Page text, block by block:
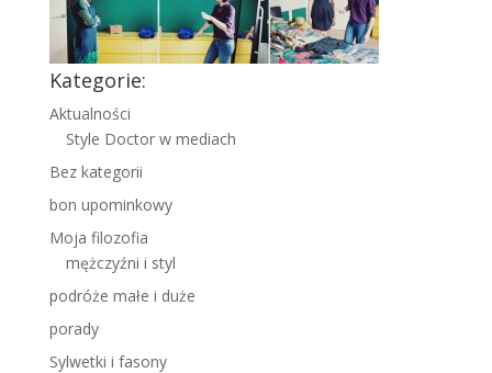
Kategorie:
Aktualności
Style Doctor w mediach
Bez kategorii
bon upominkowy
Moja filozofia
mężczyźni i styl
podróże małe i duże
porady
Sylwetki i fasony